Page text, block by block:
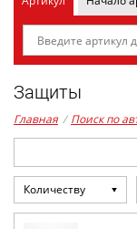
Защиты
Главная / Поиск по
Количеству